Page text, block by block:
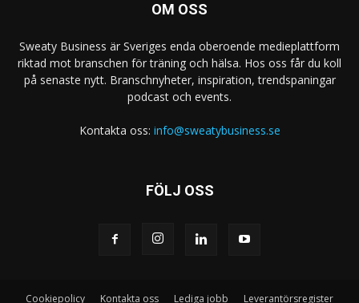
OM OSS
Sweaty Business är Sveriges enda oberoende medieplattform
riktad mot branschen för träning och hälsa. Hos oss får du koll
på senaste nytt. Branschnyheter, inspiration, trendspaningar
podcast och events.
Kontakta oss: info@sweatybusiness.se
FÖLJ OSS
Cookiepolicy Kontakta oss Lediga jobb Leverantörsregister